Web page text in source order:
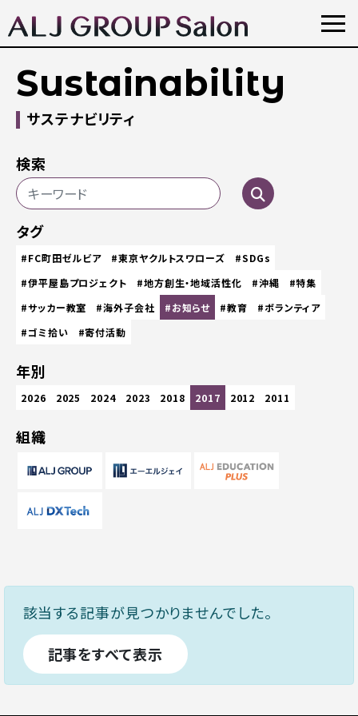
Sustainability
サステナビリティ
検索
タグ
#FC町田ゼルビア #東京ヤクルトスワローズ
#SDGs
#伊平屋島プロジェクト
#地方創生・地域活性化 #沖縄
#特集
#サッカー教室
#海外子会社 #お知らせ #教育
#ボランティア
#ゴミ拾い
#寄付活動
年別
2026 2025 2024 2023 2018 2017 2012 2011
組織
該当する記事が見つかりませんでした。
記事をすべて表示